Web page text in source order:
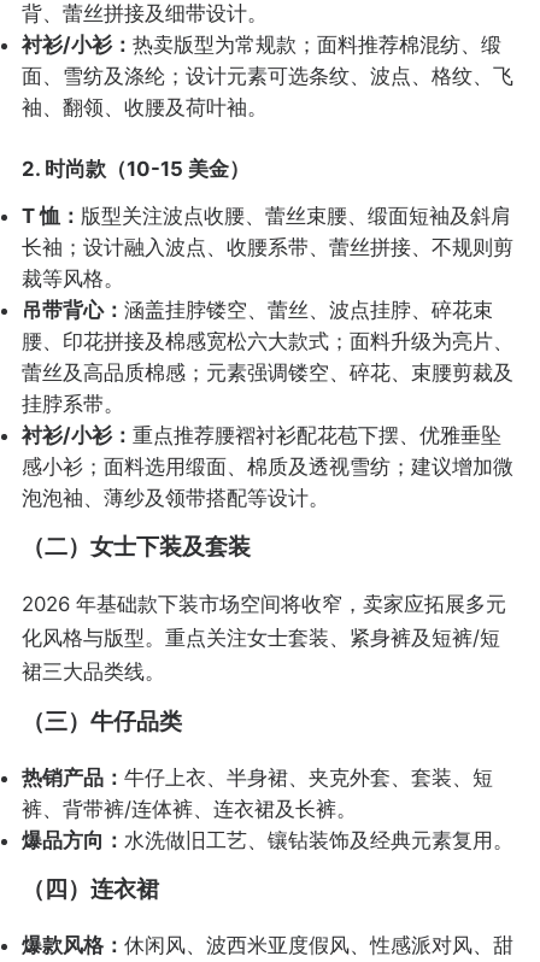
背、蕾丝拼接及细带设计。
衬衫/小衫： 热卖版型为常规款；面料推荐棉混纺、缎
面、雪纺及涤纶；设计元素可选条纹、波点、格纹、飞
袖、翻领、收腰及荷叶袖。
2. 时尚款（10-15 美金）
T 恤： 版型关注波点收腰、蕾丝束腰、缎面短袖及斜肩
长袖；设计融入波点、收腰系带、蕾丝拼接、不规则剪
裁等风格。
吊带背心： 涵盖挂脖镂空、蕾丝、波点挂脖、碎花束
腰、印花拼接及棉感宽松六大款式；面料升级为亮片、
蕾丝及高品质棉感；元素强调镂空、碎花、束腰剪裁及
挂脖系带。
衬衫/小衫： 重点推荐腰褶衬衫配花苞下摆、优雅垂坠
感小衫；面料选用缎面、棉质及透视雪纺；建议增加微
泡泡袖、薄纱及领带搭配等设计。
（二）女士下装及套装
2026 年基础款下装市场空间将收窄，卖家应拓展多元
化风格与版型。重点关注女士套装、紧身裤及短裤/短
裙三大品类线。
（三）牛仔品类
热销产品： 牛仔上衣、半身裙、夹克外套、套装、短
裤、背带裤/连体裤、连衣裙及长裤。
爆品方向： 水洗做旧工艺、镶钻装饰及经典元素复用。
（四）连衣裙
爆款风格： 休闲风、波西米亚度假风、性感派对风、甜